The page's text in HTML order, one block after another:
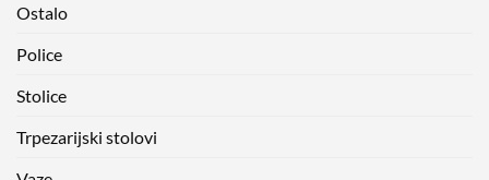
Ostalo
Police
Stolice
Trpezarijski stolovi